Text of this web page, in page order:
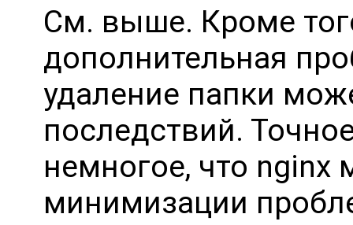
См. выше. Кроме
дополнительная
удаление папки
последствий.
немногое, что nginx
минимизации